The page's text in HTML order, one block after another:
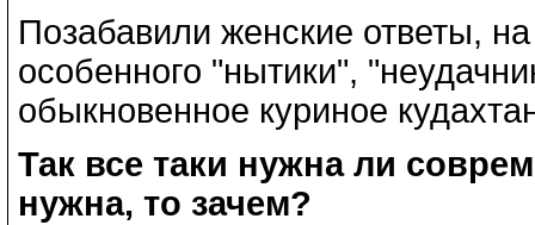
Позабавили женские ответы,
особенного "нытики",
обыкновенное куриное
Так все таки нужна ли
нужна, то зачем?